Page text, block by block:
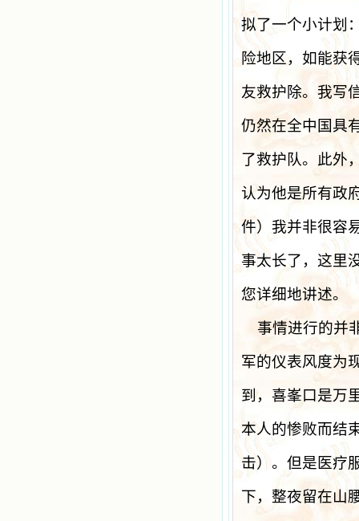
拟了一个小计划
险地区，如能获
友救护除。我写
仍然在全中国具
了救护队。此外
认为他是所有政
件）我并非很容
事太长了，这里
您详细地讲述。
事情进行的并
军的仪表风度为
到，喜峯口是万
本人的惨败而结
击）。但是医疗
下，整夜留在山